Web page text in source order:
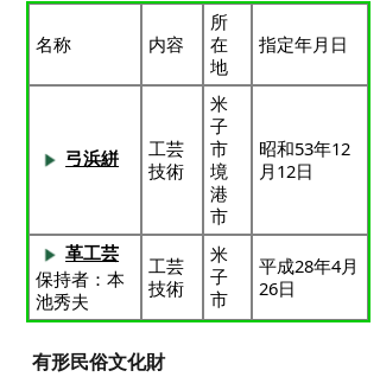
名称 内容
所
在
地
指定年月日
弓浜絣
工芸
技術
米
子
市
境
港
市
昭和53年12
月12日
革工芸
保持者：本
池秀夫
工芸
技術
米
子
市
平成28年4月
26日
有形民俗文化財